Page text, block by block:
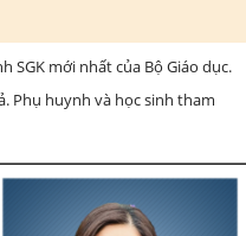
SGK mới nhất của Bộ Giáo dục.
Phụ huynh và học sinh tham